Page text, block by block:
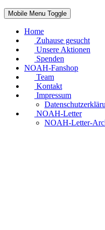
Mobile Menu Toggle
Home
Zuhause gesucht
Unsere Aktionen
Spenden
NOAH-Fanshop
Team
Kontakt
Impressum
NOAH-Letter
NOAH-Letter-